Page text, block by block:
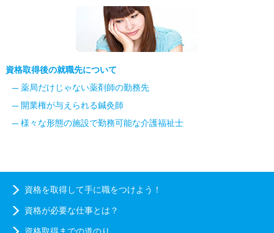
資格取得後の就職先について
薬局だけじゃない薬剤師の勤務先
開業権が与えられる鍼灸師
様々な形態の施設で勤務可能な介護福祉士
資格を取得して手に職をつけよう！
資格が必要な仕事とは？